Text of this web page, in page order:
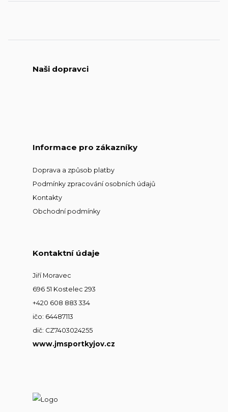
Naši dopravci
Informace pro zákazníky
Doprava a způsob platby
Podmínky zpracování osobních údajů
Kontakty
Obchodní podmínky
Kontaktní údaje
Jiří Moravec
696 51 Kostelec 293
+420 608 883 334
ičo: 64487113
dič: CZ7403024255
www.jmsportkyjov.cz